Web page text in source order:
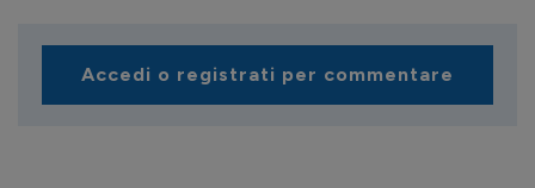
Accedi o registrati per commentare